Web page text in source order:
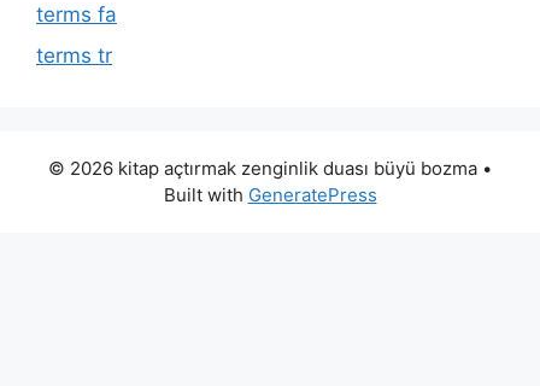
terms fa
terms tr
© 2026 kitap açtırmak zenginlik duası büyü bozma •
Built with GeneratePress